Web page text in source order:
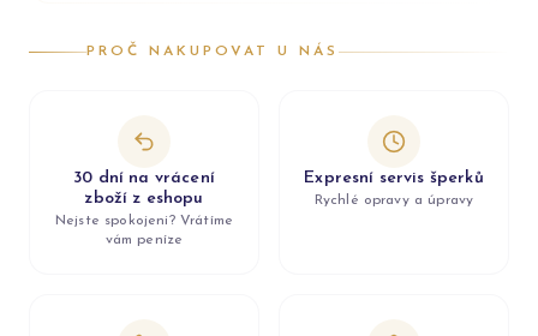
PROČ NAKUPOVAT U NÁS
30 dní na vrácení
zboží z eshopu
Nejste spokojeni? Vrátíme
vám peníze
Expresní servis šperků
Rychlé opravy a úpravy